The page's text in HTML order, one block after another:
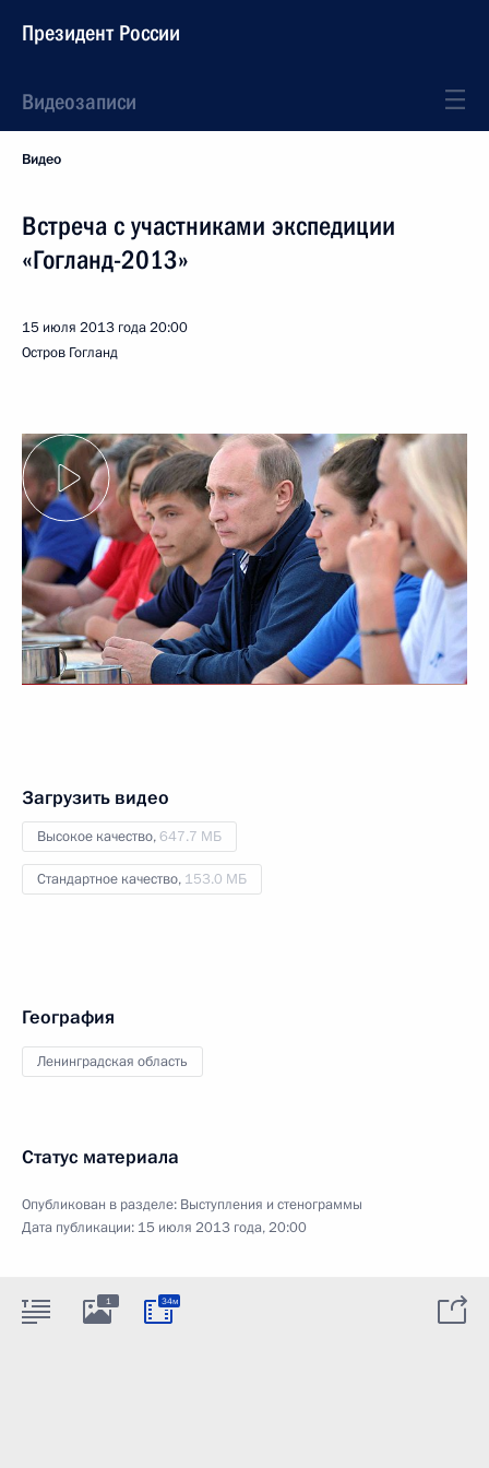
Президент России
Видеозаписи
Видео
Встреча с участниками экспедиции
«Гогланд-2013»
15 июля 2013 года20:00
Остров Гогланд
Загрузить видео
Высокое качество,647.7 МБ
Стандартное качество, 153.0 МБ
География
Ленинградская область
Статус материала
Опубликован в разделе: Выступления и стенограммы
Дата публикации: 15 июля 2013 года, 20:00
1 34м